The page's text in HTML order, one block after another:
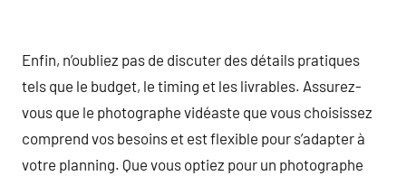
Enfin, n’oubliez pas de discuter des détails pratiques
tels que le budget, le timing et les livrables. Assurez-
vous que le photographe vidéaste que vous choisissez
comprend vos besoins et est flexible pour s’adapter à
votre planning. Que vous optiez pour un photographe